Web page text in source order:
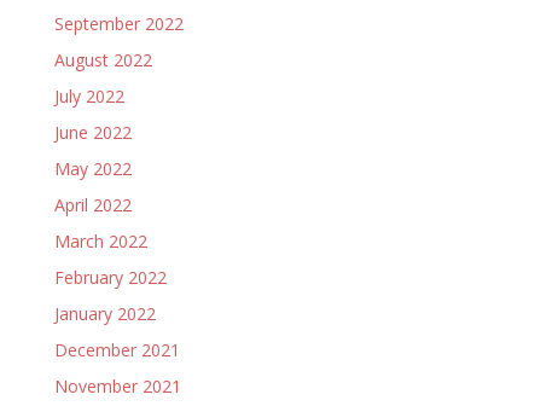
September 2022
August 2022
July 2022
June 2022
May 2022
April 2022
March 2022
February 2022
January 2022
December 2021
November 2021